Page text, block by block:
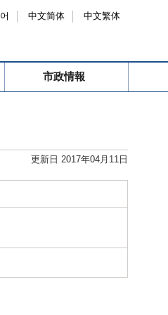
中文简体 中文繁体
市政情報
更新日 2017年04月11日